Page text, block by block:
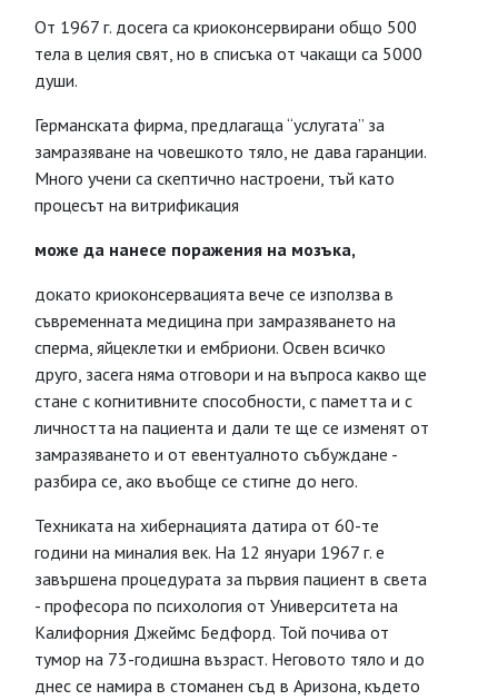
От 1967 г. досега са криоконсервирани общо 500
тела в целия свят, но в списъка от чакащи са 5000
души.
Германската фирма, предлагаща “услугата” за
замразяване на човешкото тяло, не дава гаранции.
Много учени са скептично настроени, тъй като
процесът на витрификация
може да нанесе поражения на мозъка,
докато криоконсервацията вече се използва в
съвременната медицина при замразяването на
сперма, яйцеклетки и ембриони. Освен всичко
друго, засега няма отговори и на въпроса какво ще
стане с когнитивните способности, с паметта и с
личността на пациента и дали те ще се изменят от
замразяването и от евентуалното събуждане -
разбира се, ако въобще се стигне до него.
Техниката на хибернацията датира от 60-те
години на миналия век. На 12 януари 1967 г. е
завършена процедурата за първия пациент в света
- професора по психология от Университета на
Калифорния Джеймс Бедфорд. Той почива от
тумор на 73-годишна възраст. Неговото тяло и до
днес се намира в стоманен съд в Аризона, където